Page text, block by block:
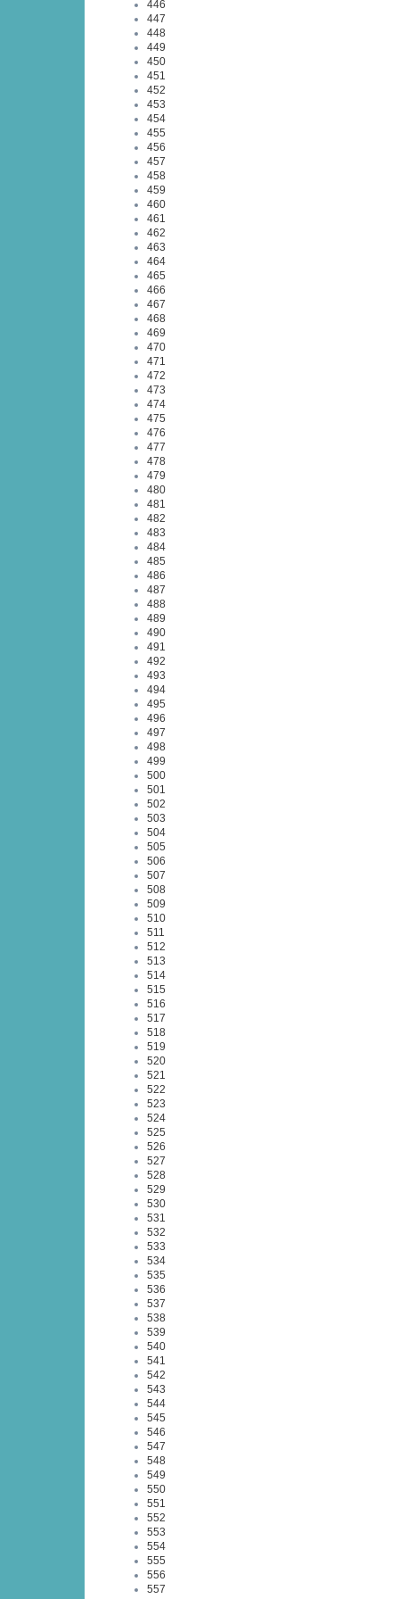
446
447
448
449
450
451
452
453
454
455
456
457
458
459
460
461
462
463
464
465
466
467
468
469
470
471
472
473
474
475
476
477
478
479
480
481
482
483
484
485
486
487
488
489
490
491
492
493
494
495
496
497
498
499
500
501
502
503
504
505
506
507
508
509
510
511
512
513
514
515
516
517
518
519
520
521
522
523
524
525
526
527
528
529
530
531
532
533
534
535
536
537
538
539
540
541
542
543
544
545
546
547
548
549
550
551
552
553
554
555
556
557